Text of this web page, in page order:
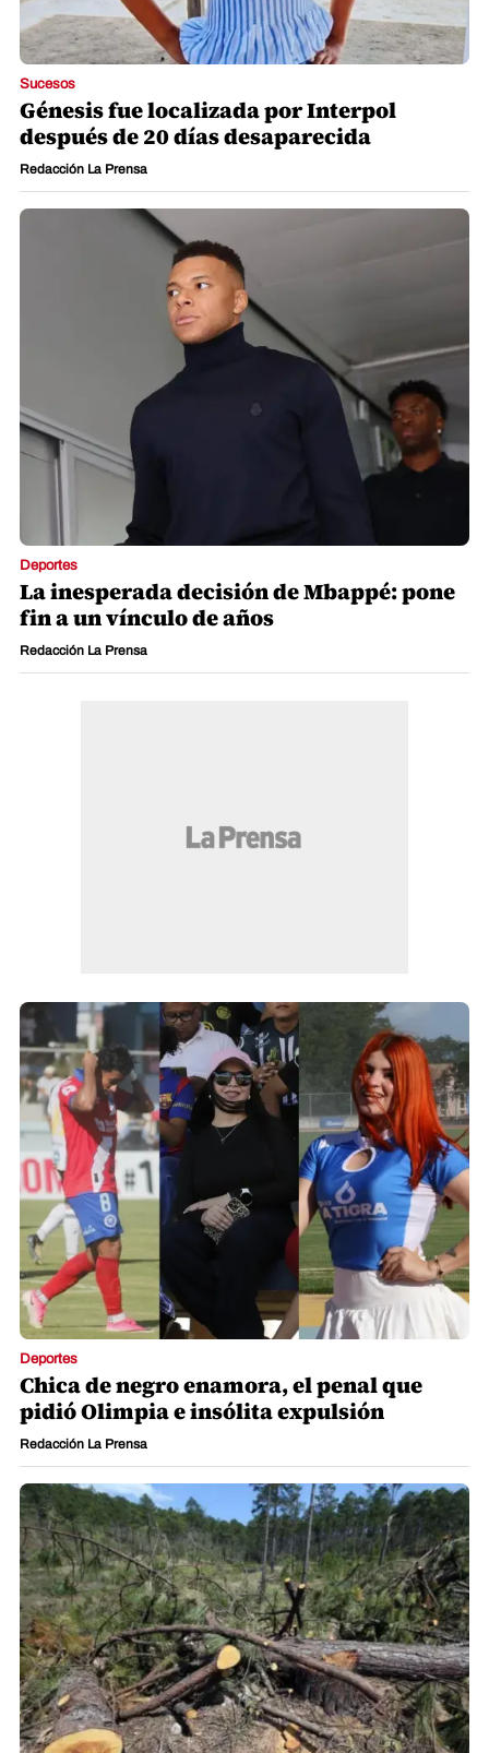
Sucesos
Génesis fue localizada por Interpol
después de 20 días desaparecida
Redacción La Prensa
Deportes
La inesperada decisión de Mbappé: pone
fin a un vínculo de años
Redacción La Prensa
Deportes
Chica de negro enamora, el penal que
pidió Olimpia e insólita expulsión
Redacción La Prensa